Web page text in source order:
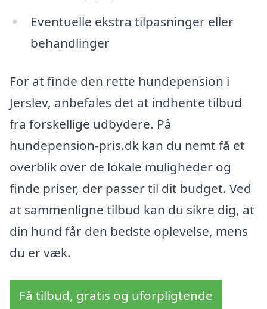
Eventuelle ekstra tilpasninger eller
behandlinger
For at finde den rette hundepension i
Jerslev, anbefales det at indhente tilbud
fra forskellige udbydere. På
hundepension-pris.dk kan du nemt få et
overblik over de lokale muligheder og
finde priser, der passer til dit budget. Ved
at sammenligne tilbud kan du sikre dig, at
din hund får den bedste oplevelse, mens
du er væk.
Få tilbud, gratis og uforpligtende